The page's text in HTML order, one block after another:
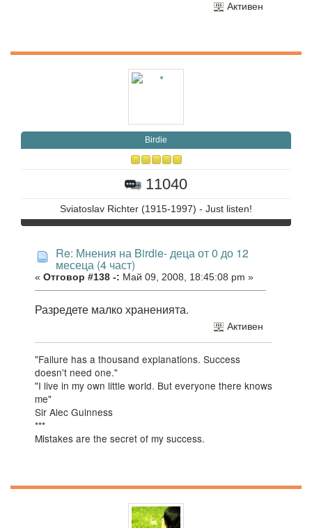
Активен
Birdie
11040
Sviatoslav Richter (1915-1997) - Just listen!
Re: Мнения на Birdie- деца от 0 до 12
месеца (4 част)
« Отговор #138 -: Май 09, 2008, 18:45:08 pm »
Разредете малко храненията.
Активен
"Failure has a thousand explanations. Success
doesn't need one."
"I live in my own little world. But everyone there knows
me"
Sir Alec Guinness
***
Mistakes are the secret of my success.